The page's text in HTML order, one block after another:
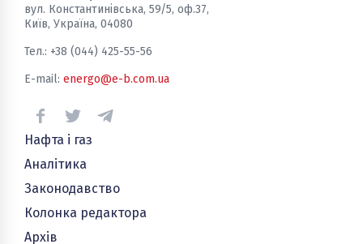
вул. Константинівська, 59/5, оф.37,
Київ, Україна, 04080
Тел.: +38 (044) 425-55-56
E-mail: energo@e-b.com.ua
Нафта і газ
Аналітика
Законодавство
Колонка редактора
Архів